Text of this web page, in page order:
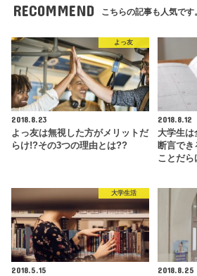
RECOMMEND こちらの記事も人気です
よっ友
2018.8.23
よっ友は無視した方がメリットだ
らけ!?その3つの理由とは??
2018.8.12
大学生は
断言で
ことだら
大学生活
2018.5.15
2018.8.25